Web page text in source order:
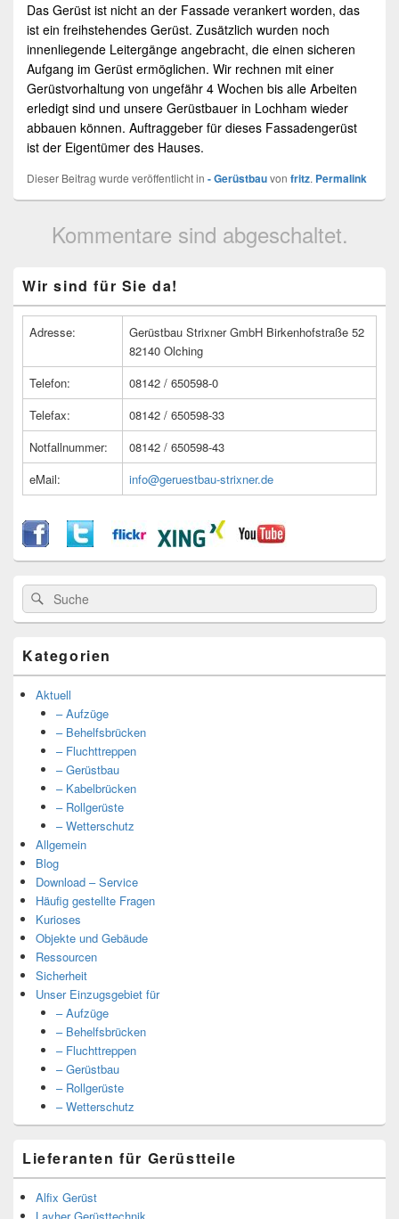
Das Gerüst ist nicht an der Fassade verankert worden, das
ist ein freihstehendes Gerüst. Zusätzlich wurden noch
innenliegende Leitergänge angebracht, die einen sicheren
Aufgang im Gerüst ermöglichen. Wir rechnen mit einer
Gerüstvorhaltung von ungefähr 4 Wochen bis alle Arbeiten
erledigt sind und unsere Gerüstbauer in Lochham wieder
abbauen können. Auftraggeber für dieses Fassadengerüst
ist der Eigentümer des Hauses.
Dieser Beitrag wurde veröffentlicht in - Gerüstbauvon fritz. Permalink
Kommentare sind abgeschaltet.
Seitenleisten
Widget-
Wir sind für Sie da!
Adresse:
Gerüstbau Strixner GmbH Birkenhofstraße 52
82140 Olching
Telefon:
08142 / 650598-0
Telefax:
08142 / 650598-33
Notfallnummer:
08142 / 650598-43
eMail:
info@geruestbau-strixner.de
Suche
nach:
Suche
Kategorien
Aktuell
– Aufzüge
– Behelfsbrücken
– Fluchttreppen
– Gerüstbau
– Kabelbrücken
– Rollgerüste
– Wetterschutz
Allgemein
Blog
Download – Service
Häufig gestellte Fragen
Kurioses
Objekte und Gebäude
Ressourcen
Sicherheit
Unser Einzugsgebiet für
– Aufzüge
– Behelfsbrücken
– Fluchttreppen
– Gerüstbau
– Rollgerüste
– Wetterschutz
Lieferanten für Gerüstteile
Alfix Gerüst